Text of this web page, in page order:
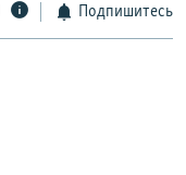
Подпишитесь